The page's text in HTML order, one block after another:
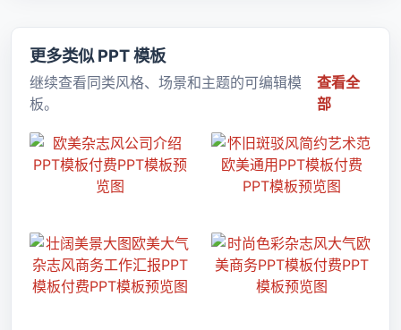
更多类似 PPT 模板
继续查看同类风格、场景和主题的可编辑模
板。
查看全
部